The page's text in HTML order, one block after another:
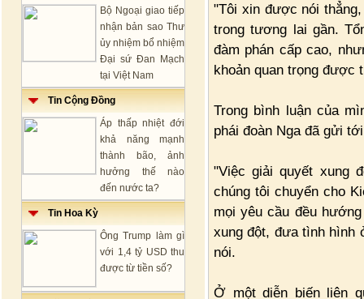
Bộ Ngoại giao tiếp
nhận bản sao Thư
ủy nhiệm bổ nhiệm
Đại sứ Đan Mạch
tại Việt Nam
Tin Cộng Đồng
Áp thấp nhiệt đới
khả năng mạnh
thành bão, ảnh
hưởng thế nào
đến nước ta?
Tin Hoa Kỳ
Ông Trump làm gì
với 1,4 tỷ USD thu
được từ tiền số?
"Tôi xin được nói
trong tương lai gần.
đàm phán cấp cao,
khoản quan trọng được
Trong bình luận của
phái đoàn Nga đã gửi
"Việc giải quyết xung
chúng tôi chuyển cho
mọi yêu cầu đều
xung đột, đưa tình hình
nói.
Ở một diễn biến liên